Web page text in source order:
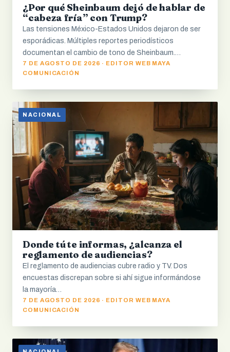
¿Por qué Sheinbaum dejó de hablar de
“cabeza fría” con Trump?
Las tensiones México-Estados Unidos dejaron de ser
esporádicas. Múltiples reportes periodísticos
documentan el cambio de tono de Sheinbaum.…
7 DE AGOSTO DE 2026 · EDITOR WEB MAYA
COMUNICACIÓN
NACIONAL
Donde tú te informas, ¿alcanza el
reglamento de audiencias?
El reglamento de audiencias cubre radio y TV. Dos
encuestas discrepan sobre si ahí sigue informándose
la mayoría…
7 DE AGOSTO DE 2026 · EDITOR WEB MAYA
COMUNICACIÓN